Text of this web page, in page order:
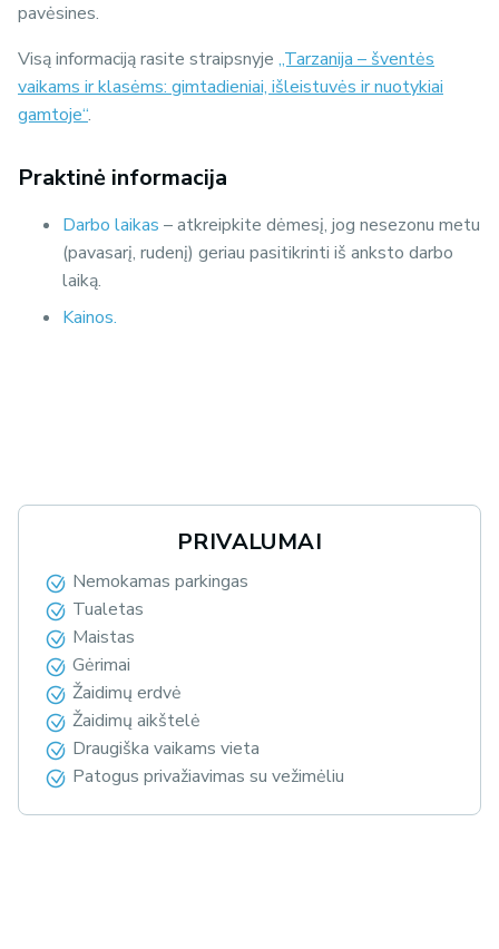
pavėsines.
Visą informaciją rasite straipsnyje „Tarzanija – šventės
vaikams ir klasėms: gimtadieniai, išleistuvės ir nuotykiai
gamtoje“.
Praktinė informacija
Darbo laikas – atkreipkite dėmesį, jog nesezonu metu
(pavasarį, rudenį) geriau pasitikrinti iš anksto darbo
laiką.
Kainos.
PRIVALUMAI
Nemokamas parkingas
Tualetas
Maistas
Gėrimai
Žaidimų erdvė
Žaidimų aikštelė
Draugiška vaikams vieta
Patogus privažiavimas su vežimėliu